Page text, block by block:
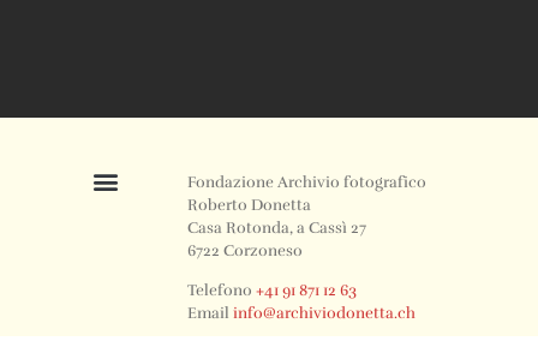
Fondazione Archivio fotografico
Roberto Donetta
Casa Rotonda, a Cassì 27
6722 Corzoneso
Telefono+41 91 871 12 63
Emailinfo@archiviodonetta.ch